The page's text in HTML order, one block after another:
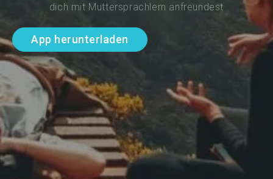
dich mit Muttersprachlern anfreundest
App herunterladen